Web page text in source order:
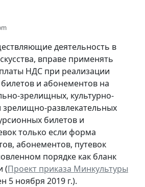
деятельность в
вправе применять
НДС при реализации
и абонементов на
зрелищных, культурно-
зрелищно-развлекательных
билетов и
только если форма
абонементов, путевок
порядке как бланк
(Проект приказа Минкультуры
5 ноября 2019 г.).